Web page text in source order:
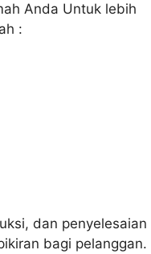
Anda Untuk lebih
:
dan penyelesaian
bagi pelanggan.